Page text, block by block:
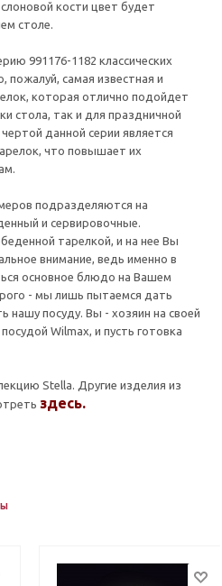
кости цвет будет
столе.
991176-1182 классических
пожалуй, самая известная и
которая отлично подойдет
стола, так и для праздничной
данной серии является
что повышает их
подразделяются на
и сервировочные.
тарелкой, и на нее Вы
внимание, ведь именно в
основное блюдо на Вашем
- мы лишь пытаемся дать
нашу посуду. Вы - хозяин на своей
Wilmax, и пусть готовка
Stella. Другие изделия из
здесь.